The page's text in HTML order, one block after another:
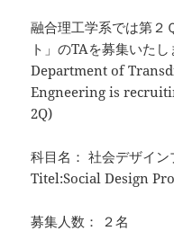
融合理工学系では第２
ト」のTAを募集いたし
Department of
Engneering is
2Q)
科目名： 社会デザイン
Titel:Social Design
募集人数： ２名